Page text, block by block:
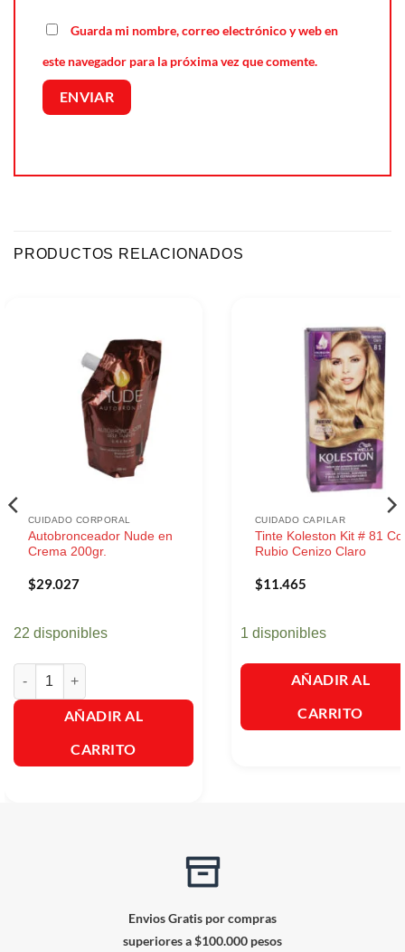
Guarda mi nombre, correo electrónico y web en
este navegador para la próxima vez que comente.
PRODUCTOS RELACIONADOS
CUIDADO CORPORAL
Autobronceador Nude en
Crema 200gr.
$29.027
22 disponibles
Autobronceador Nude en Crema 200gr. cantidad
AÑADIR AL
CARRITO
CUIDADO CAPILAR
Tinte Koleston Kit # 81
Rubio Cenizo Claro
$11.465
1 disponibles
AÑADIR AL
CARRITO
Envios Gratis por compras
superiores a $100.000 pesos